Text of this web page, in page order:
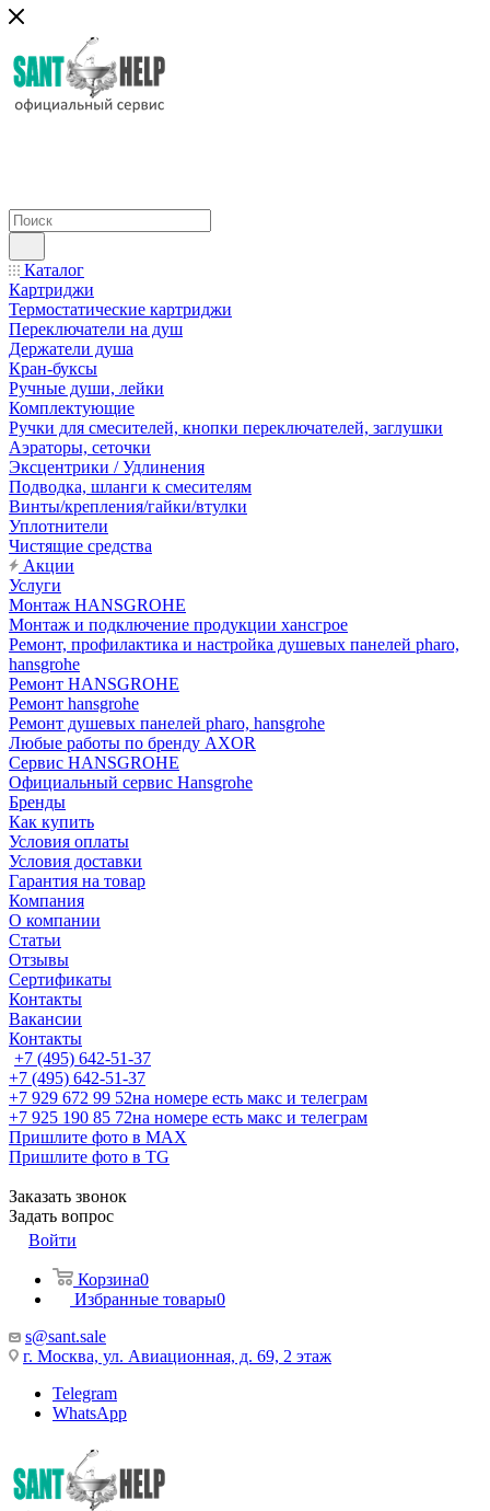
Каталог
Картриджи
Термостатические картриджи
Переключатели на душ
Держатели душа
Кран-буксы
Ручные души, лейки
Комплектующие
Ручки для смесителей, кнопки переключателей, заглушки
Аэраторы, сеточки
Эксцентрики / Удлинения
Подводка, шланги к смесителям
Винты/крепления/гайки/втулки
Уплотнители
Чистящие средства
Акции
Услуги
Монтаж HANSGROHE
Монтаж и подключение продукции хансгрое
Ремонт, профилактика и настройка душевых панелей pharo,
hansgrohe
Ремонт HANSGROHE
Ремонт hansgrohe
Ремонт душевых панелей pharo, hansgrohe
Любые работы по бренду AXOR
Сервис HANSGROHE
Официальный сервис Hansgrohe
Бренды
Как купить
Условия оплаты
Условия доставки
Гарантия на товар
Компания
О компании
Статьи
Отзывы
Сертификаты
Контакты
Вакансии
Контакты
+7 (495) 642-51-37
+7 (495) 642-51-37
+7 929 672 99 52на номере есть макс и телеграм
+7 925 190 85 72на номере есть макс и телеграм
Пришлите фото в MAX
Пришлите фото в TG
Заказать звонок
Задать вопрос
Войти
Корзина0
Избранные товары0
s@sant.sale
г. Москва, ул. Авиационная, д. 69, 2 этаж
Telegram
WhatsApp